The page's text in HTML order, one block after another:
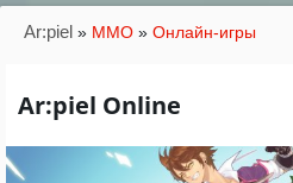
Ar:piel » MMO » Онлайн-игры
Ar:piel Online